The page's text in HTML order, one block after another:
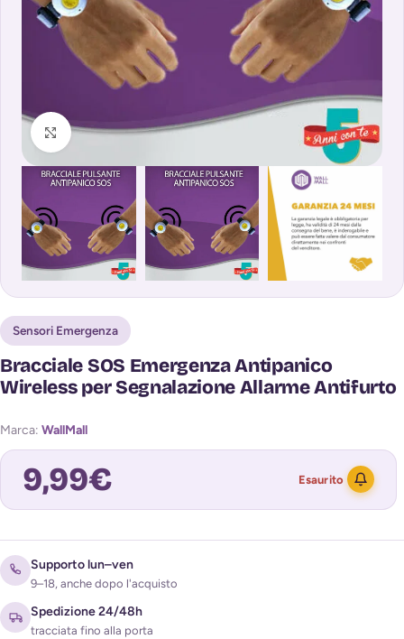
Clicca per ingrandire
Sensori Emergenza
Bracciale SOS Emergenza Antipanico
Wireless per Segnalazione Allarme Antifurto
Marca: WallMall
9,99€ Esaurito
Supporto lun–ven
9–18, anche dopo l'acquisto
Spedizione 24/48h
tracciata fino alla porta